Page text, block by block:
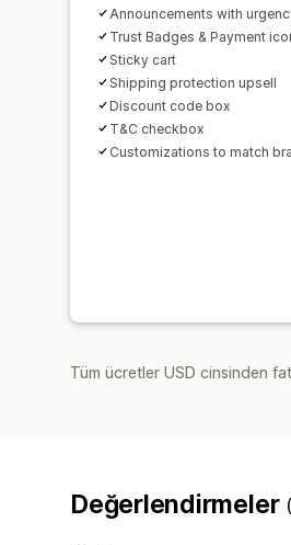
Announcements with
Trust Badges & Payment
Sticky cart
Shipping protection upsell
Discount code box
T&C checkbox
Customizations to match
Tüm ücretler USD cinsinden
Değerlendirmeler